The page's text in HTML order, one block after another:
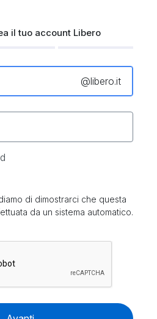
il tuo account Libero
@libero.it
di dimostrarci che questa
da un sistema automatico.